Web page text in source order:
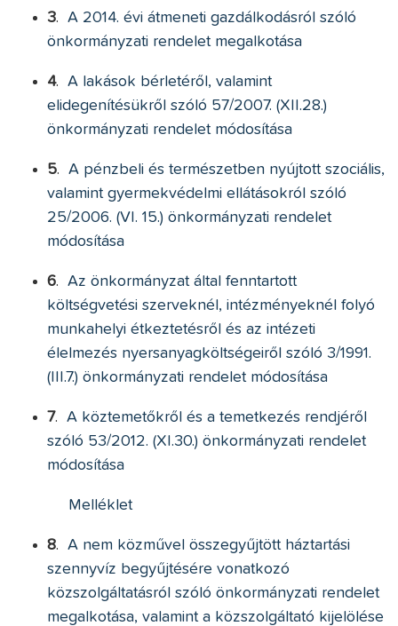
3.
A 2014. évi átmeneti gazdálkodásról szóló
önkormányzati rendelet megalkotása
4.
A lakások bérletéről, valamint
elidegenítésükről szóló 57/2007. (XII.28.)
önkormányzati rendelet módosítása
5.
A pénzbeli és természetben nyújtott szociális,
valamint gyermekvédelmi ellátásokról szóló
25/2006. (VI. 15.) önkormányzati rendelet
módosítása
6.
Az önkormányzat által fenntartott
költségvetési szerveknél, intézményeknél folyó
munkahelyi étkeztetésről és az intézeti
élelmezés nyersanyagköltségeiről szóló 3/1991.
(III.7.) önkormányzati rendelet módosítása
7.
A köztemetőkről és a temetkezés rendjéről
szóló 53/2012. (XI.30.) önkormányzati rendelet
módosítása
Melléklet
8.
A nem közművel összegyűjtött háztartási
szennyvíz begyűjtésére vonatkozó
közszolgáltatásról szóló önkormányzati rendelet
megalkotása, valamint a közszolgáltató kijelölése